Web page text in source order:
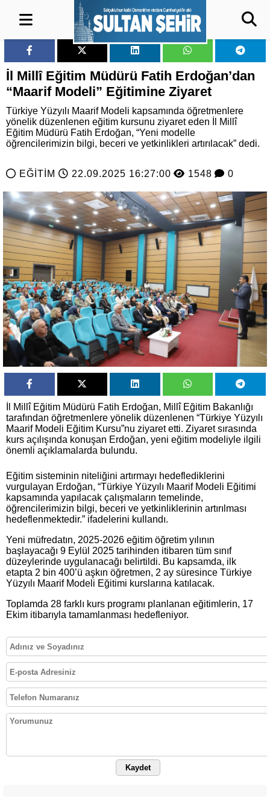
İl Millî Eğitim Müdürü Fatih Erdoğan’dan
“Maarif Modeli” Eğitimine Ziyaret
Türkiye Yüzyılı Maarif Modeli kapsamında öğretmenlere
yönelik düzenlenen eğitim kursunu ziyaret eden İl Millî
Eğitim Müdürü Fatih Erdoğan, “Yeni modelle
öğrencilerimizin bilgi, beceri ve yetkinlikleri artırılacak” dedi.
EĞİTİM 22.09.2025 16:27:00 1548 0
İl Millî Eğitim Müdürü Fatih Erdoğan, Millî Eğitim Bakanlığı
tarafından öğretmenlere yönelik düzenlenen “Türkiye Yüzyılı
Maarif Modeli Eğitim Kursu”nu ziyaret etti. Ziyaret sırasında
kurs açılışında konuşan Erdoğan, yeni eğitim modeliyle ilgili
önemli açıklamalarda bulundu.
Eğitim sisteminin niteliğini artırmayı hedeflediklerini
vurgulayan Erdoğan, “Türkiye Yüzyılı Maarif Modeli Eğitimi
kapsamında yapılacak çalışmaların temelinde,
öğrencilerimizin bilgi, beceri ve yetkinliklerinin artırılması
hedeflenmektedir.” ifadelerini kullandı.
Yeni müfredatın, 2025-2026 eğitim öğretim yılının
başlayacağı 9 Eylül 2025 tarihinden itibaren tüm sınıf
düzeylerinde uygulanacağı belirtildi. Bu kapsamda, ilk
etapta 2 bin 400’ü aşkın öğretmen, 2 ay süresince Türkiye
Yüzyılı Maarif Modeli Eğitimi kurslarına katılacak.
Toplamda 28 farklı kurs programı planlanan eğitimlerin, 17
Ekim itibarıyla tamamlanması hedefleniyor.
Kaydet